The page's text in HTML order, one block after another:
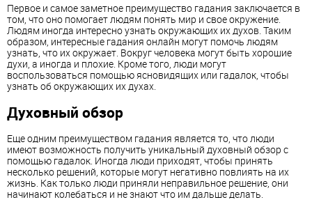
Первое и самое заметное преимущество гадания заключается в
том, что оно помогает людям понять мир и свое окружение.
Людям иногда интересно узнать окружающих их духов. Таким
образом, интересные гадания онлайн могут помочь людям
узнать, что их окружает. Вокруг человека могут быть хорошие
духи, а иногда и плохие. Кроме того, люди могут
воспользоваться помощью ясновидящих или гадалок, чтобы
узнать об окружающих их духах.
Духовный обзор
Еще одним преимуществом гадания является то, что люди
имеют возможность получить уникальный духовный обзор с
помощью гадалок. Иногда люди приходят, чтобы принять
несколько решений, которые могут негативно повлиять на их
жизнь. Как только люди приняли неправильное решение, они
начинают колебаться и не знают что им дальше делать.